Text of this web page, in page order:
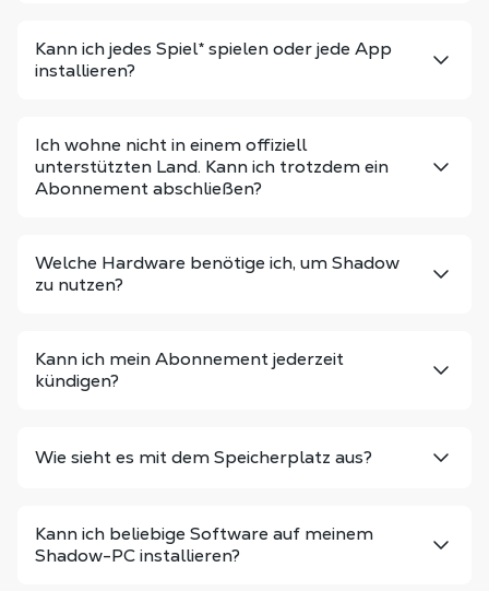
Kann ich jedes Spiel*spielen oder jede App
installieren?
Ich wohne nicht in einem offiziell
unterstützten Land. Kann ich trotzdem ein
Abonnement abschließen?
Welche Hardware benötige ich, um Shadow
zu nutzen?
Kann ich mein Abonnement jederzeit
kündigen?
Wie sieht es mit dem Speicherplatz aus?
Kann ich beliebige Software auf meinem
Shadow-PC installieren?